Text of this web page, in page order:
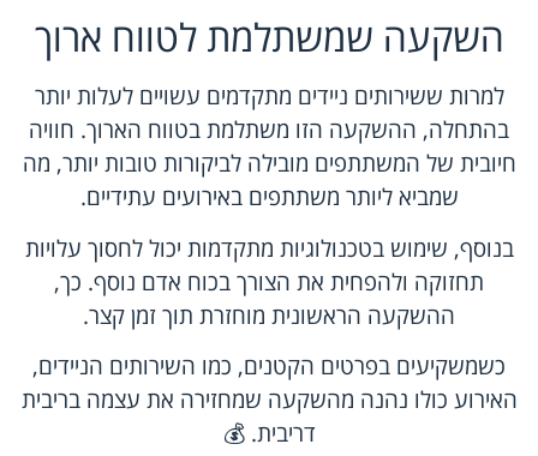
השקעה שמשתלמת לטווח ארוך
למרות ששירותים ניידים מתקדמים עשויים לעלות יותר
בהתחלה, ההשקעה הזו משתלמת בטווח הארוך. חוויה
חיובית של המשתתפים מובילה לביקורות טובות יותר, מה
שמביא ליותר משתתפים באירועים עתידיים.
בנוסף, שימוש בטכנולוגיות מתקדמות יכול לחסוך עלויות
תחזוקה ולהפחית את הצורך בכוח אדם נוסף. כך,
ההשקעה הראשונית מוחזרת תוך זמן קצר.
כשמשקיעים בפרטים הקטנים, כמו השירותים הניידים,
האירוע כולו נהנה מהשקעה שמחזירה את עצמה בריבית
דריבית. 💰